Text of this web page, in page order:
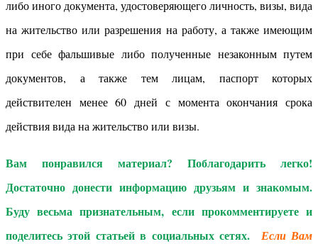
либо иного документа, удостоверяющего личность, визы, вида
на жительство или разрешения на работу, а также имеющим
при себе фальшивые либо полученные незаконным путем
документов, а также тем лицам, паспорт которых
действителен менее 60 дней с момента окончания срока
действия вида на жительство или визы.
Вам понравился материал? Поблагодарить легко!
Достаточно донести информацию друзьям и знакомым.
Буду весьма признательным, если прокомментируете и
поделитесь этой статьей в социальных сетях.
Если Вам